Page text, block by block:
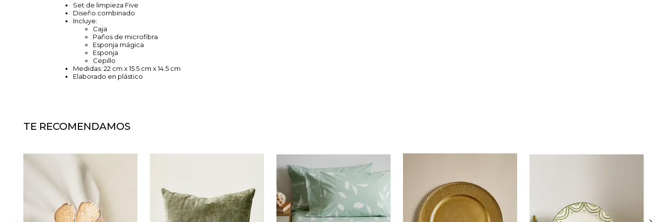
Set de limpieza Five
Diseño combinado
Incluye:
Caja
Paños de microfibra
Esponja mágica
Esponja
Cepillo
Medidas: 22 cm x 15.5 cm x 14.5 cm
Elaborado en plástico
TE RECOMENDAMOS